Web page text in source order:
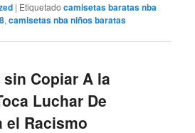
| Etiquetado camisetas baratas nba
,camisetas nba niños baratas
Copiar A la
Luchar De
el Racismo